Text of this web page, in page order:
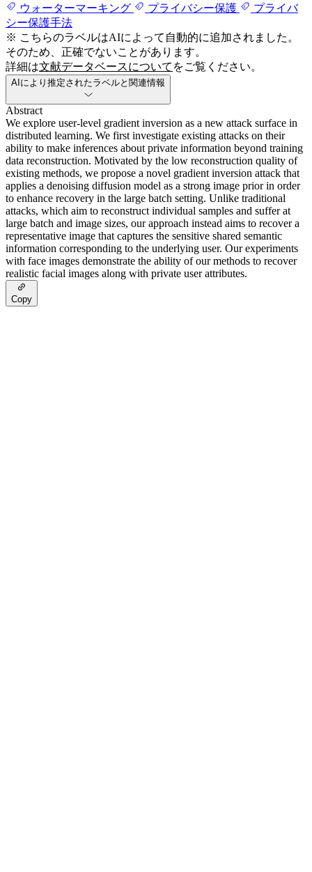
ウォーターマーキング
プライバシー保護
プライバ
シー保護手法
※ こちらのラベルはAIによって自動的に追加されました。
そのため、正確でないことがあります。
詳細は文献データベースについて をご覧ください。
AIにより推定されたラベルと関連情報
Abstract
We explore user-level gradient inversion as a new attack surface in
distributed learning. We first investigate existing attacks on their
ability to make inferences about private information beyond training
data reconstruction. Motivated by the low reconstruction quality of
existing methods, we propose a novel gradient inversion attack that
applies a denoising diffusion model as a strong image prior in order
to enhance recovery in the large batch setting. Unlike traditional
attacks, which aim to reconstruct individual samples and suffer at
large batch and image sizes, our approach instead aims to recover a
representative image that captures the sensitive shared semantic
information corresponding to the underlying user. Our experiments
with face images demonstrate the ability of our methods to recover
realistic facial images along with private user attributes.
Copy